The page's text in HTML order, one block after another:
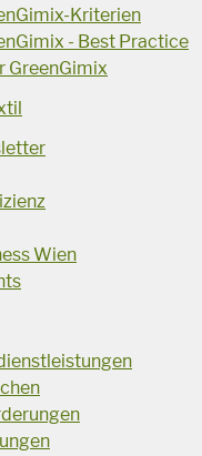
Kriterien
- Best Practice
GreenGimix
Wien